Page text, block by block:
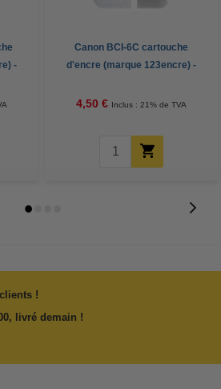
-
Canon BCI-6C cartouche
d'encre (marque 123encre) -
4,50 € Inclus : 21% de TVA
!
livré demain !